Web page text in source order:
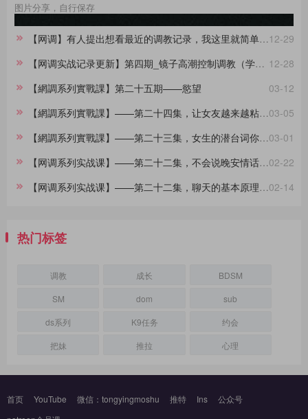
图片分享，自行保存
12-29
【网调】有人提出想看最近的调教记录，我这里就简单做一份合集。
12-28
【网调实战记录更新】第四期_镜子高潮控制调教（学员案例）
03-12
【網調系列實戰課】第二十五期——慾望
03-05
【網調系列實戰課】——第二十四集，让女友越来越粘着你的小技巧
03-01
【網調系列實戰課】——第二十三集，女生的潜台词你都懂吗？
02-22
【网调系列实战课】——第二十二集，不会说晚安情话的大直男看过来，建议收藏
02-14
【网调系列实战课】——第二十二集，聊天的基本原理，90%的人不知道
热门标签
调教 成长
BDSM
SM
dom
sub
ds系列
K9任务
约会
把妹
推拉 心理
首页 YouTube 微信：tongyingmoshu 推特 Ins
公众号